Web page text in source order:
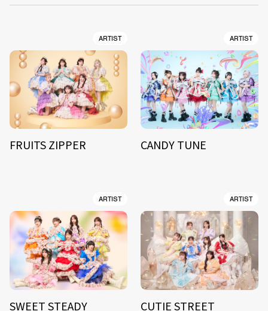
ARTIST
FRUITS ZIPPER
ARTIST
CANDY TUNE
ARTIST
SWEET STEADY
ARTIST
CUTIE STREET